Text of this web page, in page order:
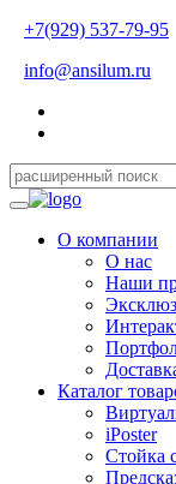
+7(929) 537-79-95
info@ansilum.ru
О компании
О нас
Наши
Каталог
iPoster
Стойка